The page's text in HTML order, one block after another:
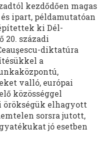
kezdődően magas
ipart, példamutatóan
ki Dél-
20. századi
diktatúra
a
valló, európai
közösséggel
örökségük elhagyott
sorsra jutott,
jó esetben